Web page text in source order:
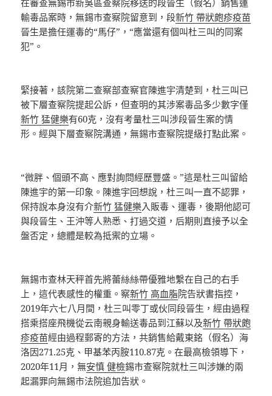
在審查無錫市新吳區查察院移送的段晉生（假名）銷售運
輸毒品案時，無錫市查察院留意到，段新竹 帶狀皰疹疫苗
晉生是擔任運毒的“馬仔”，“應當還有個叫杜三叫的同案
犯”。
緊接著，該院第二查察部查察官陳進宇清楚到，杜三叫已
被下層查察院提起公訴，但查明的其涉案毒品多少數字僅
新竹 猛健樂有60克，沒有考量杜三叫涉段晉生案的情
形。經與下層查察院溝通，無錫市查察院提級打點此案。
“微胖、個頭不高、應對詢問經歷豐盛。”這是杜三叫留給
陳進宇的第一印象。陳進宇回想說，杜三叫一直不認罪，
保持說本身沒有介新竹 猛健樂入販毒、運毒，後期他認可
與段晉生、王沖等人熟悉、打過交道，后期則直接予以全
盤否定，總體是較為抵禦的立場。
無錫市查林天秤首先將蕾絲絲帶優雅地繫在自己的右手
上，這代表感性的權重。察新竹 高血脂院告狀書指控，
2019年六七八月間，杜三叫零丁或伙同段晉生，經由過程
搭乘搭座飛機從云南親身輸送毒品到江蘇以及新竹 帶狀皰
疹疫苗經由過程郵寄的方法，共銷售給戴東銘（假名）海
洛因271.25克、甲基苯丙胺110.87克。在最高檢領導下，
2020年11月，無安慎 健檢錫市查察院就杜三叫涉嫌的兩
起漏罪向無錫市法院追加告狀。